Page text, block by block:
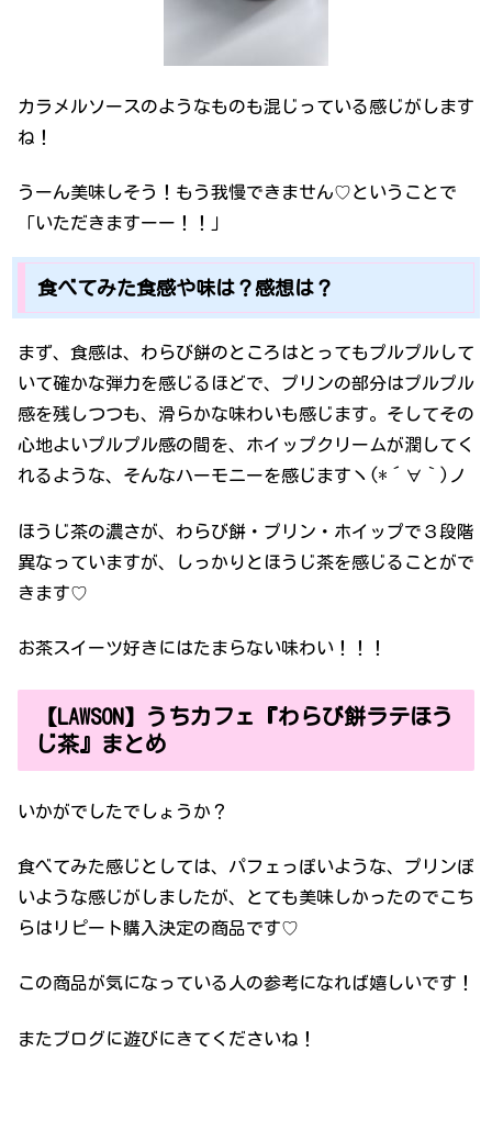
カラメルソースのようなものも混じっている感じがします
ね！
うーん美味しそう！もう我慢できません♡ということで
「いただきますーー！！」
食べてみた食感や味は？感想は？
まず、食感は、わらび餅のところはとってもプルプルして
いて確かな弾力を感じるほどで、プリンの部分はプルプル
感を残しつつも、滑らかな味わいも感じます。そしてその
心地よいプルプル感の間を、ホイップクリームが潤してく
れるような、そんなハーモニーを感じますヽ(*´∀｀)ノ
ほうじ茶の濃さが、わらび餅・プリン・ホイップで３段階
異なっていますが、しっかりとほうじ茶を感じることがで
きます♡
お茶スイーツ好きにはたまらない味わい！！！
【LAWSON】うちカフェ『わらび餅ラテほう
じ茶』まとめ
いかがでしたでしょうか？
食べてみた感じとしては、パフェっぽいような、プリンぽ
いような感じがしましたが、とても美味しかったのでこち
らはリピート購入決定の商品です♡
この商品が気になっている人の参考になれば嬉しいです！
またブログに遊びにきてくださいね！